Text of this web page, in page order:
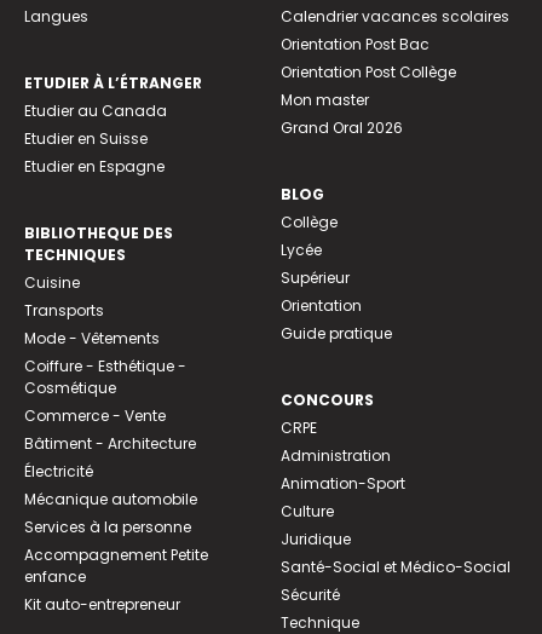
Langues
ETUDIER À L’ÉTRANGER
Etudier au Canada
Etudier en Suisse
Etudier en Espagne
BIBLIOTHEQUE DES
TECHNIQUES
Cuisine
Transports
Mode - Vêtements
Coiffure - Esthétique -
Cosmétique
Commerce - Vente
Bâtiment - Architecture
Électricité
Mécanique automobile
Services à la personne
Accompagnement Petite
enfance
Kit auto-entrepreneur
Calendrier vacances scolaires
Orientation Post Bac
Orientation Post Collège
Mon master
Grand Oral 2026
BLOG
Collège
Lycée
Supérieur
Orientation
Guide pratique
CONCOURS
CRPE
Administration
Animation-Sport
Culture
Juridique
Santé-Social et Médico-Social
Sécurité
Technique